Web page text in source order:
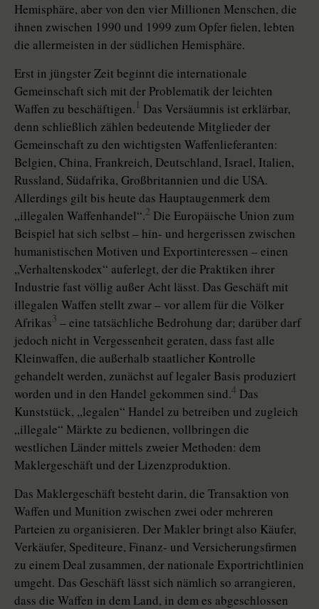
Hemisphäre, aber von den vier Millionen Menschen, die
ihnen zwischen 1990 und 1999 zum Opfer fielen, lebten
die allermeisten in der südlichen Hemisphäre.
Erst in jüngster Zeit beginnt die internationale
Gemeinschaft sich mit der Problematik der leichten
Waffen zu beschäftigen. 1 Das Versäumnis ist erklärbar,
denn schließlich zählen bedeutende Mitglieder der
Gemeinschaft zu den wichtigsten Waffenlieferanten:
Belgien, China, Frankreich, Deutschland, Israel, Italien,
Russland, Südafrika, Großbritannien und die USA.
Allerdings gilt bis heute das Hauptaugenmerk dem
„illegalen Waffenhandel“.2 Die Europäische Union zum
Beispiel hat sich selbst – hin- und hergerissen zwischen
humanistischen Motiven und Exportinteressen – einen
„Verhaltenskodex“ auferlegt, der die Praktiken ihrer
Industrie fast völlig außer Acht lässt. Das Geschäft mit
illegalen Waffen stellt zwar – vor allem für die Völker
Afrikas3 – eine tatsächliche Bedrohung dar; darüber darf
jedoch nicht in Vergessenheit geraten, dass fast alle
Kleinwaffen, die außerhalb staatlicher Kontrolle
gehandelt werden, zunächst auf legaler Basis produziert
worden und in den Handel gekommen sind.4 Das
Kunststück, „legalen“ Handel zu betreiben und zugleich
„illegale“ Märkte zu bedienen, vollbringen die
westlichen Länder mittels zweier Methoden: dem
Maklergeschäft und der Lizenzproduktion.
Das Maklergeschäft besteht darin, die Transaktion von
Waffen und Munition zwischen zwei oder mehreren
Parteien zu organisieren. Der Makler bringt also Käufer,
Verkäufer, Spediteure, Finanz- und Versicherungsfirmen
zu einem Deal zusammen, der nationale Exportrichtlinien
umgeht. Das Geschäft lässt sich nämlich so arrangieren,
dass die Waffen in dem Land, in dem es abgeschlossen